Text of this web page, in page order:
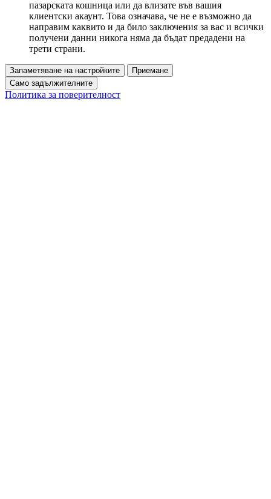
пазарската кошница или да влизате във вашия
клиентски акаунт. Това означава, че не е възможно да
направим каквито и да било заключения за вас и всички
получени данни никога няма да бъдат предадени на
трети страни.
Запаметяване на настройките
Приемане
Само задължителните
Политика за поверителност